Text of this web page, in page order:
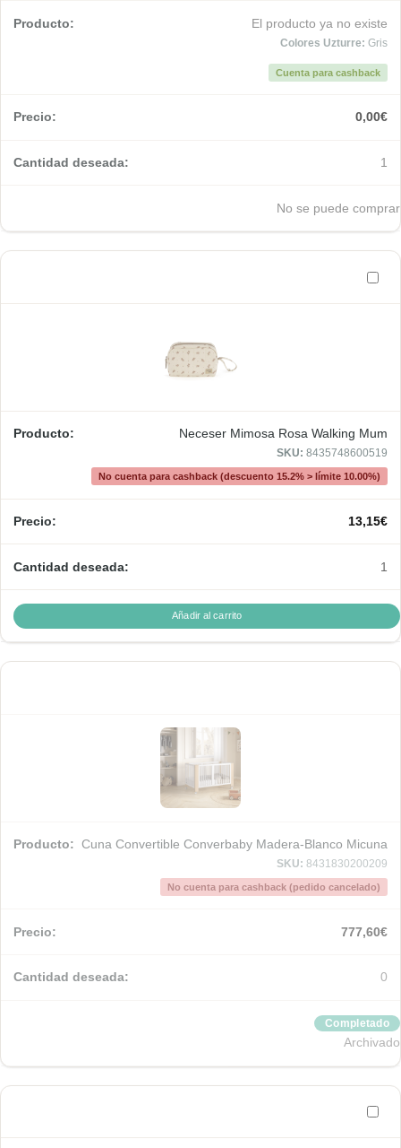
El producto ya no existe
Colores Uzturre: Gris
Cuenta para cashback
0,00€
1
No se puede comprar
Neceser Mimosa Rosa Walking Mum
SKU: 8435748600519
No cuenta para cashback (descuento 15.2% > límite 10.00%)
13,15€
1
Añadir al carrito
Cuna Convertible Converbaby Madera-Blanco Micuna
SKU: 8431830200209
No cuenta para cashback (pedido cancelado)
777,60€
0
Completado
Archivado